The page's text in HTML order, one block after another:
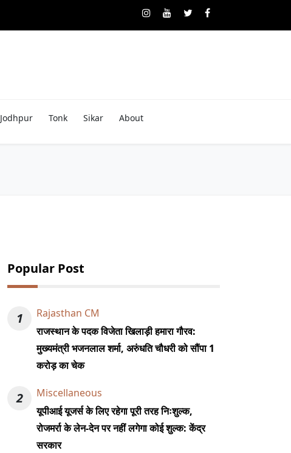
Jodhpur Tonk Sikar About
Popular Post
1
Rajasthan CM
राजस्थान के पदक विजेता खिलाड़ी हमारा गौरव:
मुख्यमंत्री भजनलाल शर्मा, अरुंधति चौधरी को सौंपा 1
करोड़ का चेक
2
Miscellaneous
यूपीआई यूजर्स के लिए रहेगा पूरी तरह निःशुल्क,
रोजमर्रा के लेन-देन पर नहीं लगेगा कोई शुल्क: केंद्र
सरकार